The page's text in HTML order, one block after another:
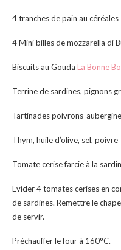
4 tranches de pain au céréales
4 Mini billes de mozzarella di
Biscuits au Gouda La Bonne
Terrine de sardines, pignons
Tartinades poivrons-
Thym, huile d’olive, sel, poivre
Tomate cerise farcie à la
Evider 4 tomates cerises en
de sardines. Remettre le
de servir.
Préchauffer le four à 160°C.